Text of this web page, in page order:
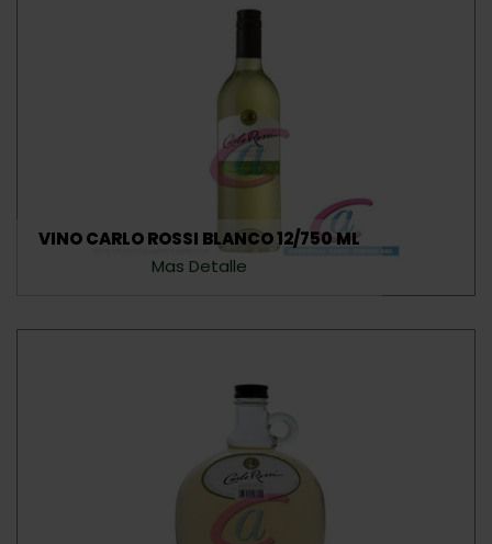
VINO CARLO ROSSI BLANCO 12/750 ML
Mas Detalle